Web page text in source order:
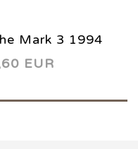
Mark 3 1994
EUR